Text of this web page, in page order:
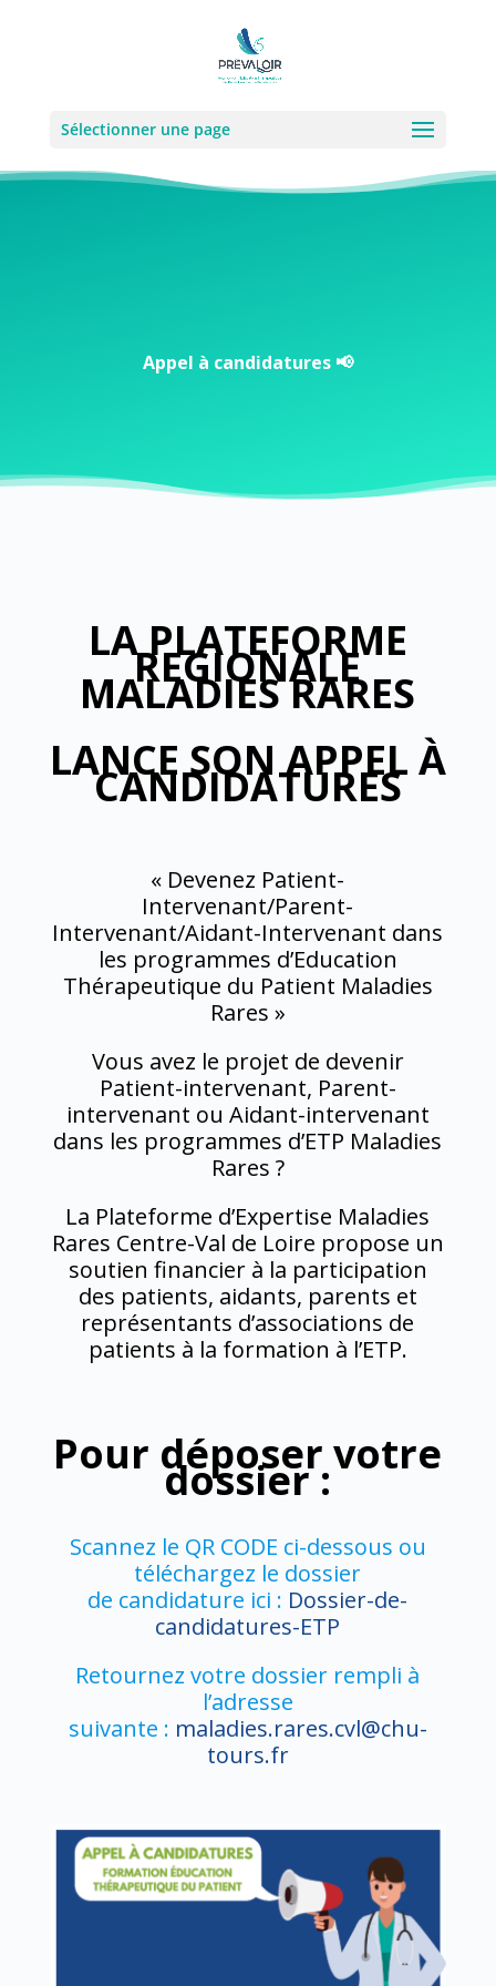
Sélectionner une page
Appel à candidatures 📢
LA PLATEFORME
REGIONALE
MALADIES RARES
LANCE SON APPEL À
CANDIDATURES
« Devenez Patient-
Intervenant/Parent-
Intervenant/Aidant-Intervenant dans
les programmes d’Education
Thérapeutique du Patient Maladies
Rares »
Vous avez le projet de devenir
Patient-intervenant, Parent-
intervenant ou Aidant-intervenant
dans les programmes d’ETP Maladies
Rares ?
La Plateforme d’Expertise Maladies
Rares Centre-Val de Loire propose un
soutien financier à la participation
des patients, aidants, parents et
représentants d’associations de
patients à la formation à l’ETP.
Pour déposer votre
dossier :
Scannez le QR CODE ci-dessous ou
téléchargez le dossier
de candidature ici : Dossier-de-
candidatures-ETP
Retournez votre dossier rempli à
l’adresse
suivante : maladies.rares.cvl@chu-
tours.fr